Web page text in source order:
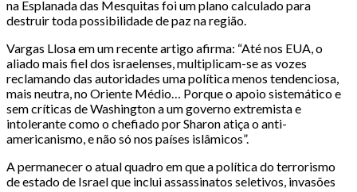
na Esplanada das Mesquitas foi um plano calculado para
destruir toda possibilidade de paz na região.
Vargas Llosa em um recente artigo afirma: “Até nos EUA, o
aliado mais fiel dos israelenses, multiplicam-se as vozes
reclamando das autoridades uma política menos tendenciosa,
mais neutra, no Oriente Médio… Porque o apoio sistemático e
sem críticas de Washington a um governo extremista e
intolerante como o chefiado por Sharon atiça o anti-
americanismo, e não só nos países islâmicos”.
A permanecer o atual quadro em que a política do terrorismo
de estado de Israel que inclui assassinatos seletivos, invasões